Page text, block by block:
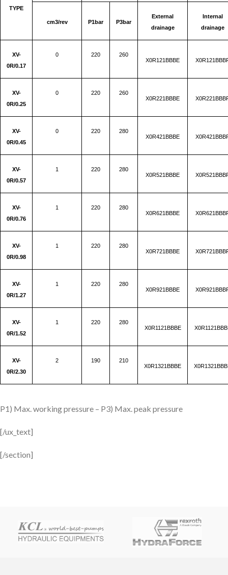
TYPE
cm3/rev P1bar P3bar
External
drainage
Internal
drainage
XV-
0R/0.17
0 220
260
X0R121BBBE
XV-
0R/0.25
0 220
260
X0R221BBBE
XV-
0R/0.45
0 220
280
X0R421BBBE
XV-
0R/0.57
1 220
280
X0R521BBBE
XV-
0R/0.76
1 220
280
X0R621BBBE
XV-
0R/0.98
1 220
280
X0R721BBBE
XV-
0R/1.27
1 220
280
X0R921BBBE
XV-
0R/1.52
1 220
280
X0R1121BBBE
XV-
0R/2.30
2 190
210
X0R1321BBBE
P1) Max. working pressure – P3) Max. peak pressure
[/ux_text]
[/section]